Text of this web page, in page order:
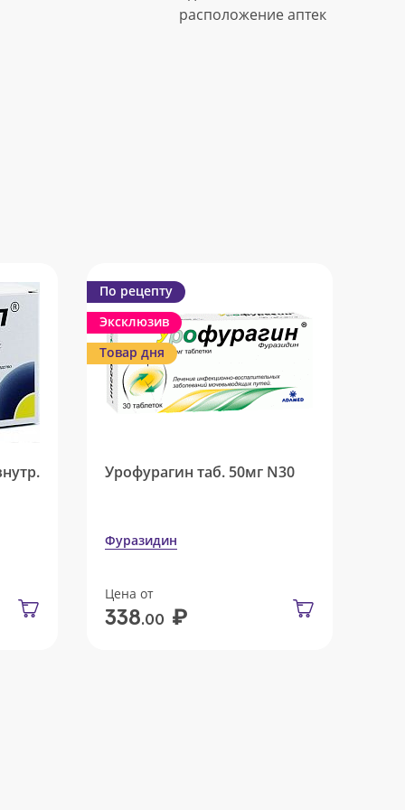
расположение аптек
По рецепту
Эксклюзив
Товар дня
Урофурагин таб. 50мг N30
Фуразидин
Цена от
338.00 ₽